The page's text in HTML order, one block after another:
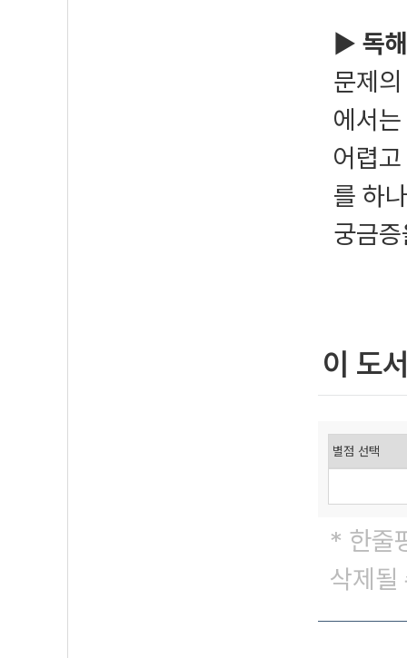
▶ 독
문제
에서
어렵
를 하
궁금
이 도
* 한줄
삭제될